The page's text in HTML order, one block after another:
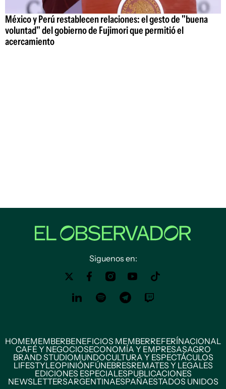
México y Perú restablecen relaciones: el gesto de "buena
voluntad" del gobierno de Fujimori que permitió el
acercamiento
Siguenos en:
HOMEMEMBERBENEFICIOS MEMBERREFERÍNACIONAL
CAFÉ Y NEGOCIOSECONOMÍA Y EMPRESASAGRO
BRAND STUDIOMUNDOCULTURA Y ESPECTÁCULOS
LIFESTYLEOPINIÓNFÚNEBRESREMATES Y LEGALES
EDICIONES ESPECIALESPUBLICACIONES
NEWSLETTERSARGENTINAESPAÑAESTADOS UNIDOS